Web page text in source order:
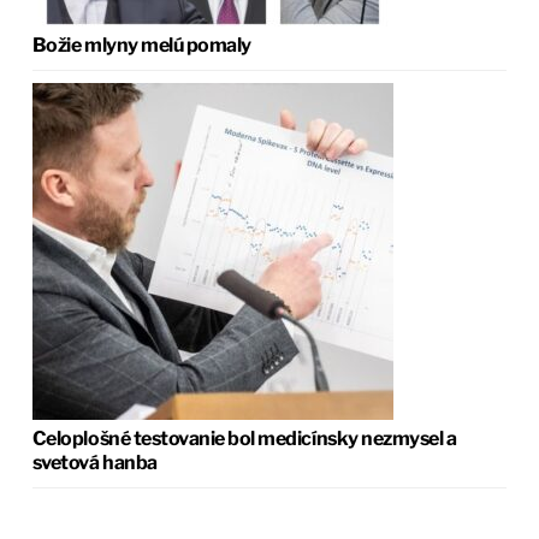
Božie mlyny melú pomaly
Celoplošné testovanie bol medicínsky nezmysel a
svetová hanba